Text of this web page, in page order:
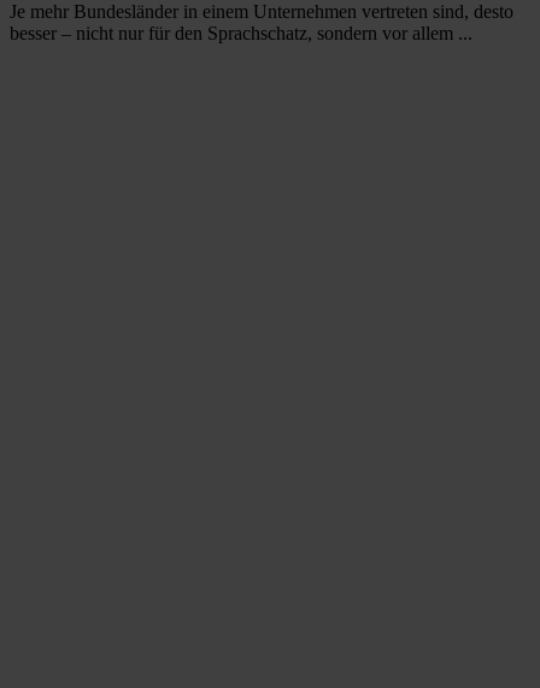
Je mehr Bundesländer in einem Unternehmen vertreten sind, desto
besser – nicht nur für den Sprachschatz, sondern vor allem ...